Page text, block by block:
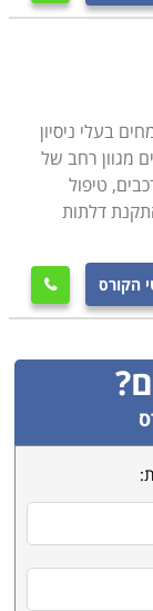
בעלי ניסיון
מגוון רחב של
טיפול
דלתות
הקורס 